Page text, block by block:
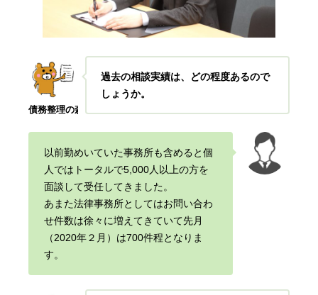
債務整理の森
過去の相談実績は、どの程度あるので
しょうか。
以前勤めいていた事務所も含めると個
人ではトータルで5,000人以上の方を
面談して受任してきました。
あまた法律事務所としてはお問い合わ
せ件数は徐々に増えてきていて先月
（2020年２月）は700件程となりま
す。